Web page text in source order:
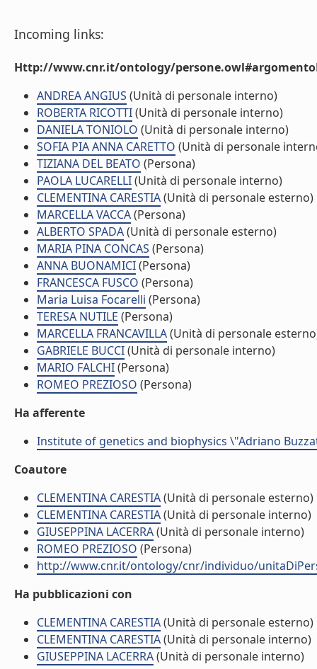
Incoming links:
Http://www.cnr.it/ontology/
ANDREA ANGIUS (Unità di personale interno)
ROBERTA RICOTTI(Unità di personale interno)
DANIELA TONIOLO (Unità di personale interno)
SOFIA PIA ANNA CARETTO (Unità di personale
TIZIANA DEL BEATO (Persona)
PAOLA LUCARELLI(Unità di personale interno)
CLEMENTINA CARESTIA(Unità di personale esterno)
MARCELLA VACCA(Persona)
ALBERTO SPADA(Unità di personale esterno)
MARIA PINA CONCAS (Persona)
ANNA BUONAMICI(Persona)
FRANCESCA FUSCO (Persona)
Maria Luisa Focarelli (Persona)
TERESA NUTILE (Persona)
MARCELLA FRANCAVILLA(Unità di personale
GABRIELE BUCCI(Unità di personale interno)
MARIO FALCHI(Persona)
ROMEO PREZIOSO (Persona)
Ha afferente
Institute of genetics and biophysics \"Adriano
Coautore
CLEMENTINA CARESTIA(Unità di personale esterno)
CLEMENTINA CARESTIA(Unità di personale interno)
GIUSEPPINA LACERRA(Unità di personale interno)
ROMEO PREZIOSO (Persona)
http://www.cnr.it/ontology/cnr/individuo/
Ha pubblicazioni con
CLEMENTINA CARESTIA(Unità di personale esterno)
CLEMENTINA CARESTIA(Unità di personale interno)
GIUSEPPINA LACERRA(Unità di personale interno)